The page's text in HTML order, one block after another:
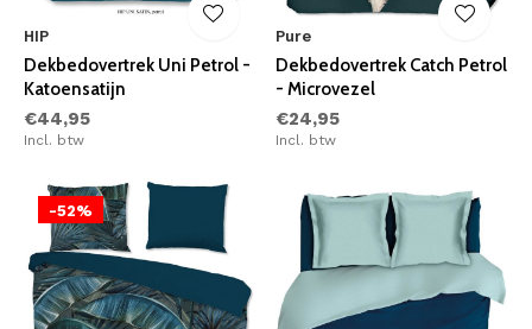
HIP
Dekbedovertrek Uni Petrol -
Katoensatijn
€44,95
Incl. btw
Pure
Dekbedovertrek Catch Petrol
- Microvezel
€24,95
Incl. btw
-52%